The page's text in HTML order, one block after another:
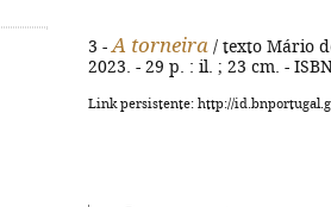
3 - A torneira / texto Mário
2023. - 29 p. : il. ; 23 cm. -
Link persistente: http://